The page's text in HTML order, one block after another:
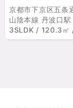
京都市下京区五条
山陰本線 丹波口
3SLDK / 120.3